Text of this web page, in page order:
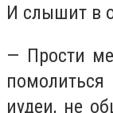
И слышит в
— Прости
иудеи, не